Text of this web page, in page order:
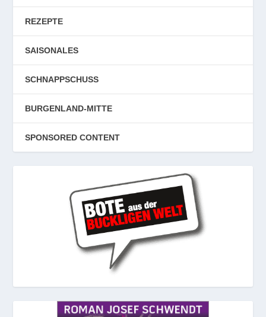
REZEPTE
SAISONALES
SCHNAPPSCHUSS
BURGENLAND-MITTE
SPONSORED CONTENT